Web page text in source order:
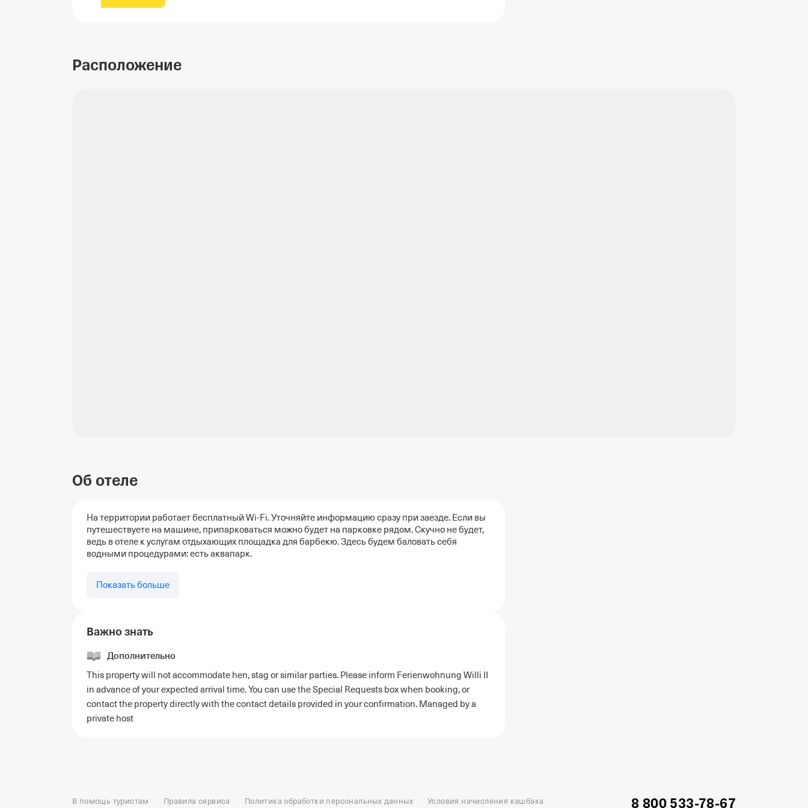
Расположение
Об отеле
На территории работает бесплатный Wi-Fi. Уточняйте информацию сразу при заезде. Если вы
путешествуете на машине, припарковаться можно будет на парковке рядом. Скучно не будет,
ведь в отеле к услугам отдыхающих площадка для барбекю. Здесь будем баловать себя
водными процедурами: есть аквапарк.
Показать больше
Важно знать
Дополнительно
This property will not accommodate hen, stag or similar parties. Please inform Ferienwohnung Willi II
in advance of your expected arrival time. You can use the Special Requests box when booking, or
contact the property directly with the contact details provided in your confirmation. Managed by a
private host
Отель Космос в Москве
Отель Президент Отель Рэдиссон в Сочи Отель Гринвуд Отель Soluxe в Москве
Отель Измайлово Альфа
В помощь туристам Правила сервиса Политика обработки персональных данных Условия начисления кэшбэка 8 800 533-78-67